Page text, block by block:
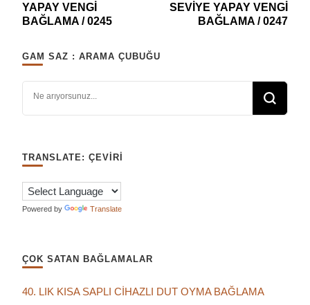
YAPAY VENGİ
BAĞLAMA / 0245
SEVİYE YAPAY VENGİ
BAĞLAMA / 0247
GAM SAZ : ARAMA ÇUBUĞU
TRANSLATE: ÇEVIRI
Powered by Translate
ÇOK SATAN BAĞLAMALAR
40. LIK KISA SAPLI CİHAZLI DUT OYMA BAĞLAMA